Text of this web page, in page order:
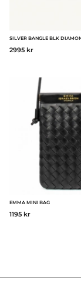
SILVER BANGLE BLK
2995 kr
EMMA MINI BAG
1195 kr